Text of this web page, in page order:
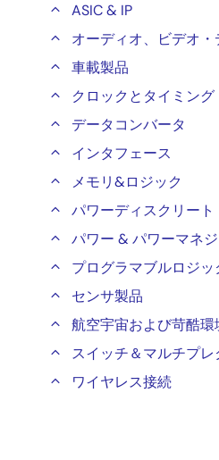
ASIC & IP
オーディオ、ビデオ・
車載製品
クロックとタイミング
データコンバータ
インタフェース
メモリ&ロジック
パワーディスクリート
パワー & パワーマネ
プログラマブルロジッ
センサ製品
航空宇宙および苛酷環
スイッチ＆マルチプレ
ワイヤレス接続